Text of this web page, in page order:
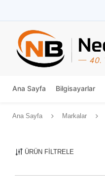
Ana Sayfa Bilgisayarlar
Ana Sayfa Markalar
ÜRÜN FİLTRELE